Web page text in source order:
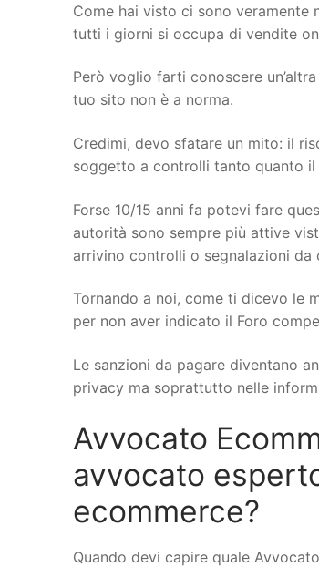
Come hai visto ci sono veramente
tutti i giorni si occupa di vendite
Però voglio farti conoscere
tuo sito non è a norma.
Credimi, devo sfatare un mito: il
soggetto a controlli tanto quanto
Forse 10/15 anni fa potevi fare
autorità sono sempre più attive
arrivino controlli o segnalazioni
Tornando a noi, come ti dicevo le
per non aver indicato il Foro
Le sanzioni da pagare diventano
privacy ma soprattutto nelle
Avvocato
avvocato
ecommerce?
Quando devi capire quale